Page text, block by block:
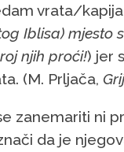
vrata/
Iblisa) mjesto
njih proći!) jer
(M. Prljača,
zanemariti ni
da je